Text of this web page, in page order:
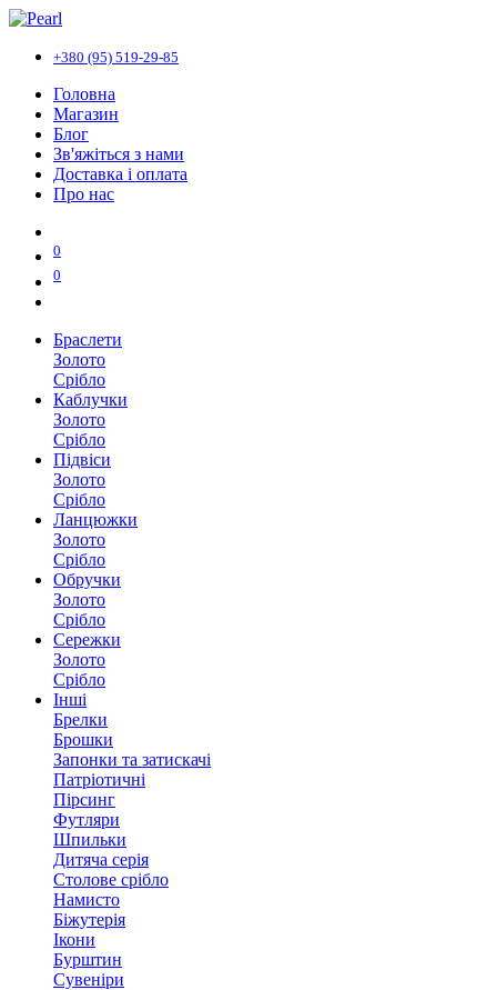
+380 (95) 519-29-85
Головна
Магазин
Блог
Зв'яжіться з нами
Доставка і оплата
Про нас
0
0
Браслети
Золото
Срібло
Каблучки
Золото
Срібло
Підвіси
Золото
Срібло
Ланцюжки
Золото
Срібло
Обручки
Золото
Срібло
Сережки
Золото
Срібло
Інші
Брелки
Брошки
Запонки та затискачі
Патріотичні
Пірсинг
Футляри
Шпильки
Дитяча серія
Столове срібло
Намисто
Біжутерія
Ікони
Бурштин
Сувеніри